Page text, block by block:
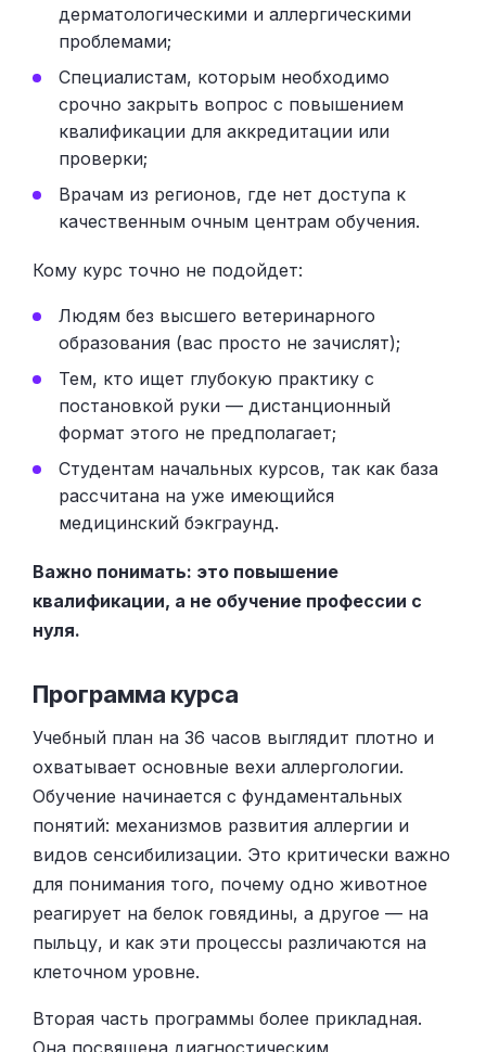
дерматологическими и аллергическими
проблемами;
Специалистам, которым необходимо
срочно закрыть вопрос с повышением
квалификации для аккредитации или
проверки;
Врачам из регионов, где нет доступа к
качественным очным центрам обучения.
Кому курс точно не подойдет:
Людям без высшего ветеринарного
образования (вас просто не зачислят);
Тем, кто ищет глубокую практику с
постановкой руки — дистанционный
формат этого не предполагает;
Студентам начальных курсов, так как база
рассчитана на уже имеющийся
медицинский бэкграунд.
Важно понимать: это повышение
квалификации, а не обучение профессии с
нуля.
Программа курса
Учебный план на 36 часов выглядит плотно и
охватывает основные вехи аллергологии.
Обучение начинается с фундаментальных
понятий: механизмов развития аллергии и
видов сенсибилизации. Это критически важно
для понимания того, почему одно животное
реагирует на белок говядины, а другое — на
пыльцу, и как эти процессы различаются на
клеточном уровне.
Вторая часть программы более прикладная.